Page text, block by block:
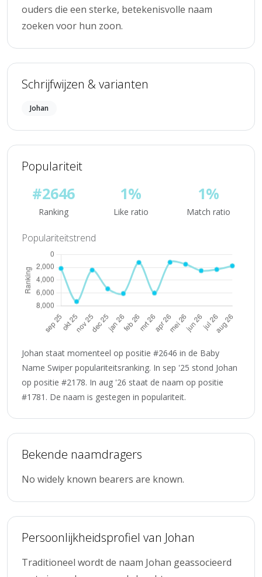
ouders die een sterke, betekenisvolle naam
zoeken voor hun zoon.
Schrijfwijzen & varianten
Johan
Populariteit
#2646
Ranking
1%
Like ratio
1%
Match ratio
Populariteitstrend
Johan staat momenteel op positie #2646 in de Baby
Name Swiper populariteitsranking. In sep '25 stond Johan
op positie #2178. In aug '26 staat de naam op positie
#1781. De naam is gestegen in populariteit.
Bekende naamdragers
No widely known bearers are known.
Persoonlijkheidsprofiel van Johan
Traditioneel wordt de naam Johan geassocieerd